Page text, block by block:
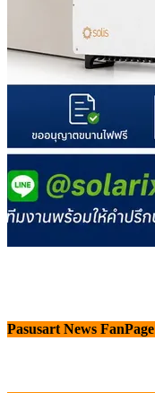
Pasusart News FanPage